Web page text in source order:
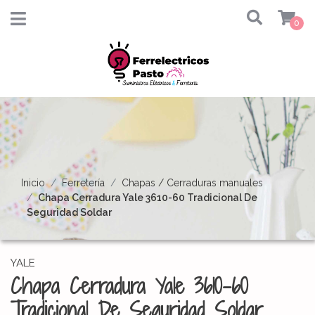
0
Inicio Ferretería
Chapas / Cerraduras manuales
Chapa Cerradura Yale 3610-60 Tradicional De
Seguridad Soldar
YALE
Chapa Cerradura Yale 3610-60